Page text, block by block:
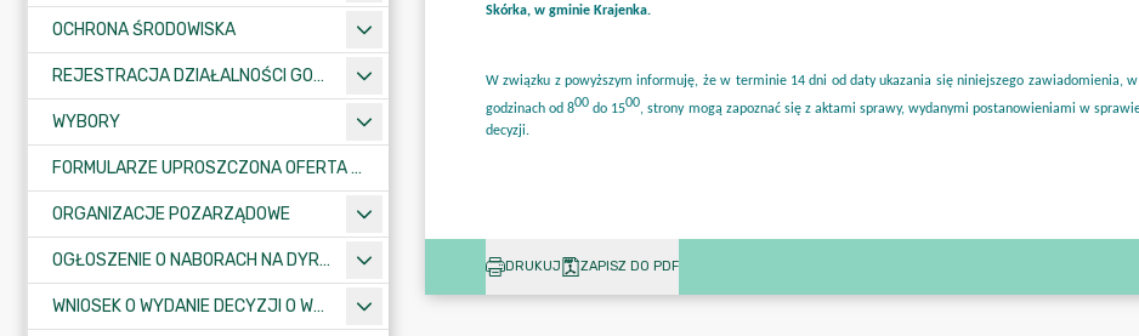
OCHRONA ŚRODOWISKA
REJESTRACJA DZIAŁALNOŚCI GOSPODARCZEJ
WYBORY
FORMULARZE UPROSZCZONA OFERTA WYKONANIA ZADANIA PUBLICZNEGO
ORGANIZACJE POZARZĄDOWE
OGŁOSZENIE O NABORACH NA DYREKTORÓW PLACÓWEK OŚWIATOWYCH
WNIOSEK O WYDANIE DECYZJI O WARUNKACH ZABUDOWY/O USTALENIE INWESTYCJI CELU PUBLICZNEGO
DRUKUJ ZAPISZ DO PDF